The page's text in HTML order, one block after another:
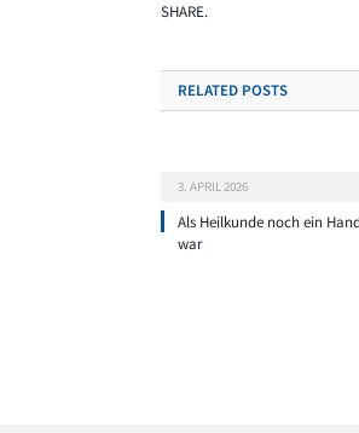
SHARE.
RELATED POSTS
3. APRIL 2026
Als Heilkunde noch ein
war